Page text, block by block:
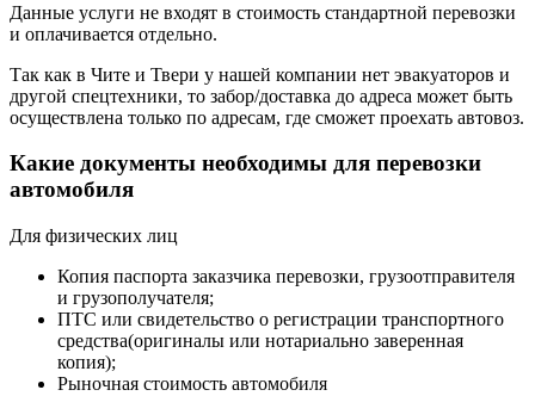
Данные услуги не входят в стоимость стандартной перевозки
и оплачивается отдельно.
Так как в Чите и Твери у нашей компании нет эвакуаторов и
другой спецтехники, то забор/доставка до адреса может быть
осуществлена только по адресам, где сможет проехать автовоз.
Какие документы необходимы для перевозки
автомобиля
Для физических лиц
Копия паспорта заказчика перевозки, грузоотправителя
и грузополучателя;
ПТС или свидетельство о регистрации транспортного
средства(оригиналы или нотариально заверенная
копия);
Рыночная стоимость автомобиля